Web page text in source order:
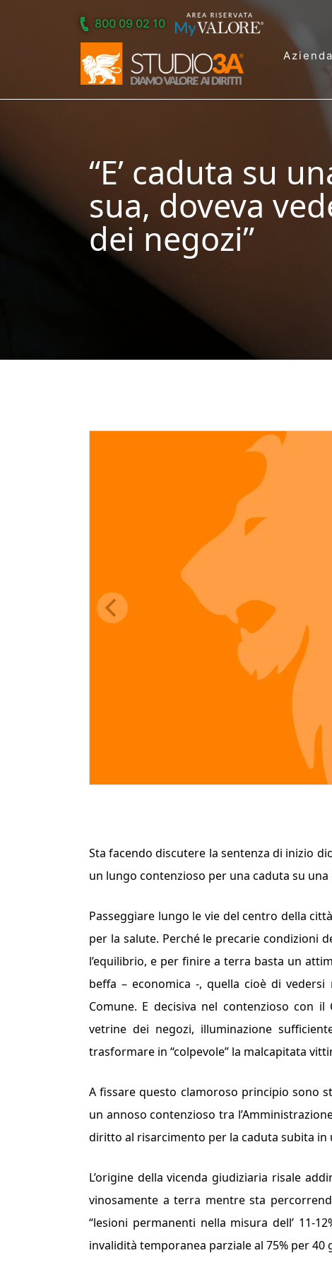
800 09 02 10
Azienda
“E’ caduta su
sua, doveva
dei negozi”
Sta facendo discutere la sentenza di inizio
un lungo contenzioso per una caduta su
Passeggiare lungo le vie del centro della
per la salute. Perché le precarie condizioni
l’equili­brio, e per finire a terra basta un
beffa – economica -, quella cioè di
Comune. E de­cisiva nel contenzioso con
vetrine dei negozi, illu­minazione
trasformare in “colpevole” la malcapitata
A fissare questo clamo­roso principio sono
un annoso con­tenzioso tra
diritto al risarci­mento per la caduta subita in
L’origine della vicenda giu­diziaria risale
vinosamente a terra mentre sta
“lesioni per­manenti nella misura dell’ 11-
invalidità tempora­nea parziale al 75% per 40